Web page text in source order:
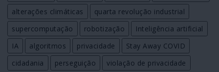
alterações climáticas
quarta revolução industrial
supercomputação
robotização
Inteligência artificial
IA
algoritmos privacidade
Stay Away COVID
cidadania
perseguição
violação de privacidade